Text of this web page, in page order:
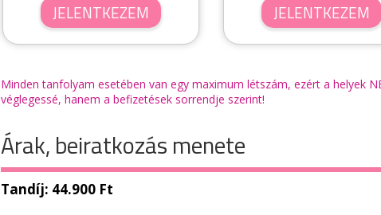
JELENTKEZEM JELENTKEZEM
Minden tanfolyam esetében van egy maximum létszám, ezért a helyek
véglegessé, hanem a befizetések sorrendje szerint!
Árak, beiratkozás menete
Tandíj: 44.900 Ft